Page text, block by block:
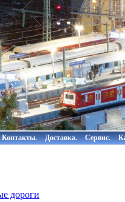
Контакты. Доставка. Сервис.
дороги